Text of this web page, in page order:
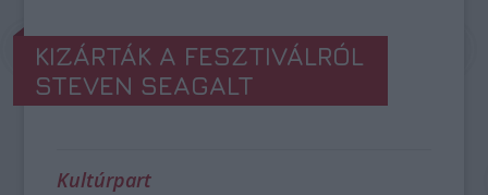
KIZÁRTÁK A FESZTIVÁLRÓL
STEVEN SEAGALT
Kultúrpart